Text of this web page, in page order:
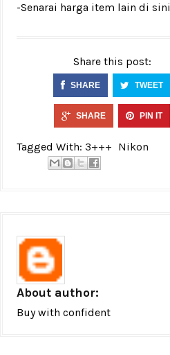
-Senarai harga item lain di sini
Share this post:
SHARE TWEET
SHARE PIN IT
Tagged With: 3+++ Nikon
About author:
Buy with confident